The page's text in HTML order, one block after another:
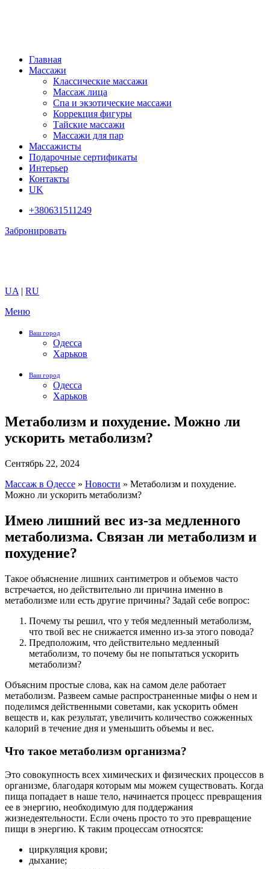
Главная
Массажи
Классические массажи
Массаж лица
Спа и экзотические массажи
Коррекция фигуры
Тайские массажи
Массажи для пар
Массажисты
Подарочные сертификаты
Интерьер
Контакты
UK
+380631511249
Забронировать
UA | RU
Меню
Ваш город
Одесса
Харьков
Ваш город
Одесса
Харьков
Метаболизм и похудение. Можно ли
ускорить метаболизм?
Сентябрь 22, 2024
Массаж в Одессе » Новости » Метаболизм и похудение.
Можно ли ускорить метаболизм?
Имею лишний вес из-за медленного
метаболизма. Связан ли метаболизм и
похудение?
Такое объяснение лишних сантиметров и объемов часто
встречается, но действительно ли причина именно в
метаболизме или есть другие причины? Задай себе вопрос:
Почему ты решил, что у тебя медленный метаболизм,
что твой вес не снижается именно из-за этого повода?
Предположим, что действительно медленный
метаболизм, то почему бы не попытаться ускорить
метаболизм?
Объясним простые слова, как на самом деле работает
метаболизм. Развеем самые распространенные мифы о нем и
поделимся действенными советами, как ускорить обмен
веществ и, как результат, увеличить количество сожженных
калорий в течение дня и уменьшить объемы и вес.
Что такое метаболизм организма?
Это совокупность всех химических и физических процессов в
организме, благодаря которым мы можем существовать. Когда
пища попадает в наше тело, начинается процесс превращения
ее в энергию, необходимую для поддержания
жизнедеятельности. Если очень просто то это превращение
пищи в энергию. К таким процессам относятся:
циркуляция крови;
дыхание;